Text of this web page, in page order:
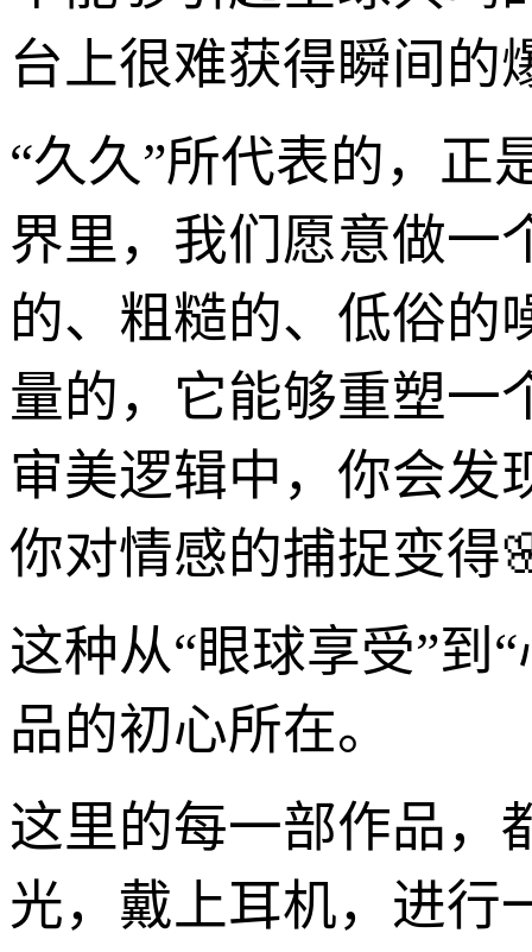
台上很难获得瞬间的
“久久”所代表的，正
界里，我们愿意做一
的、粗糙的、低俗的
量的，它能够重塑一
审美逻辑中，你会发
你对情感的捕捉变得
这种从“眼球享受”到
品的初心所在。
这里的每一部作品，
光，戴上耳机，进行